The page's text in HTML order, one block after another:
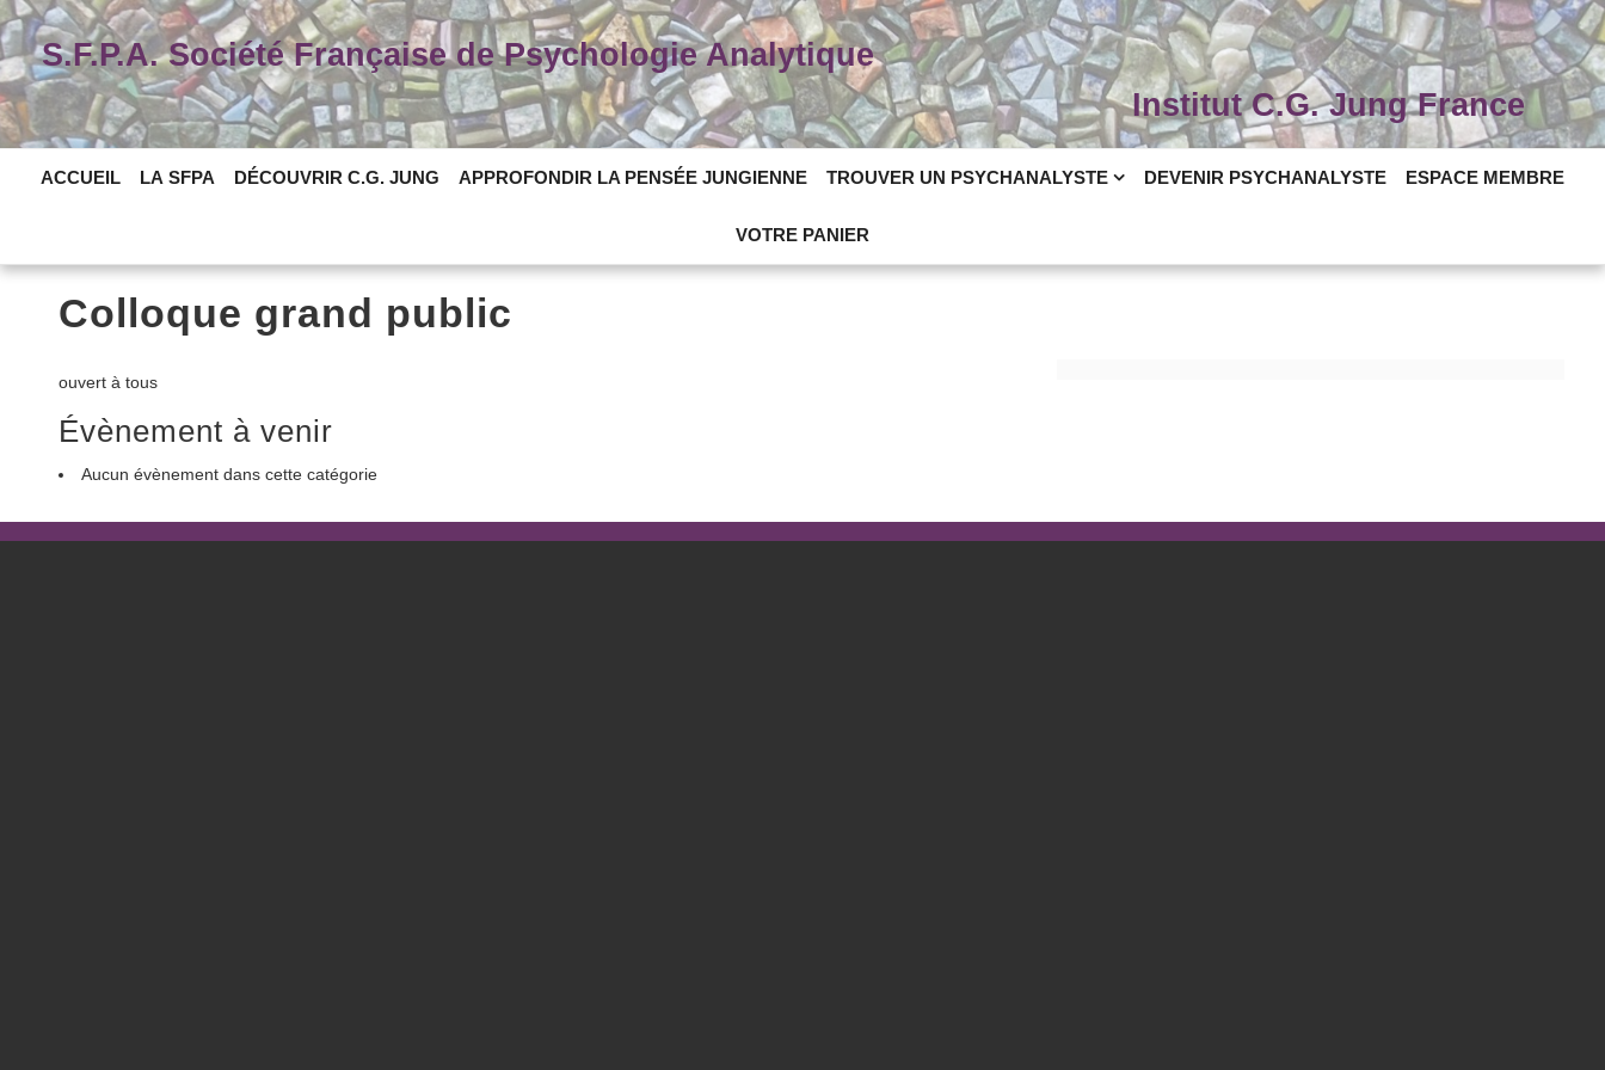
Skip
to
contentS.F.P.A. Société Française de Psychologie Analytique
Institut C.G. Jung France
ACCUEIL LA SFPA DÉCOUVRIR C.G. JUNG APPROFONDIR LA PENSÉE JUNGIENNE TROUVER UN PSYCHANALYSTE DEVENIR PSYCHANALYSTE ESPACE MEMBRE
VOTRE PANIER
Colloque grand public
ouvert à tous
Évènement à venir
Aucun évènement dans cette catégorie